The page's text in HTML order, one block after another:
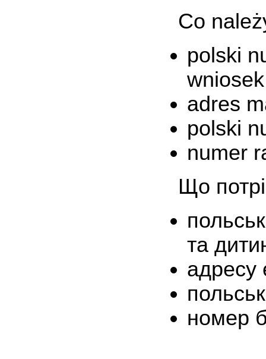
Co
polski
adres
polski
numer
Що
та
адресу
номер